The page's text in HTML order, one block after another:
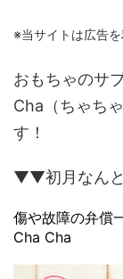
※当サイトは広告を
おもちゃのサ
Cha（ちゃち
す！
▼▼初月なん
傷や故障の弁償
Cha Cha